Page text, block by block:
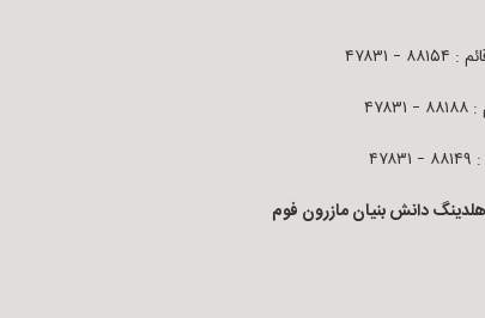
۴۷۸۳۱
دانش بنیان مازرون فوم